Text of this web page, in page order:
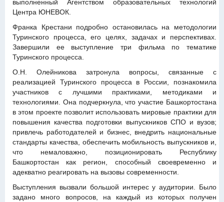
выполненный Агентством образовательных технологий
Центра ЮНЕВОК.
Франка Крестани подробно остановилась на методологии
Туринского процесса, его целях, задачах и перспективах.
Завершили ее выступление три фильма по тематике
Туринского процесса.
О.Н. Олейникова затронула вопросы, связанные с
реализацией Туринского процесса в России, познакомила
участников с лучшими практиками, методиками и
технологиями. Она подчеркнула, что участие Башкортостана
в этом проекте позволит использовать мировые практики для
повышения качества подготовки выпускников СПО и вузов;
привлечь работодателей и бизнес, внедрить национальные
стандарты качества, обеспечить мобильность выпускников и,
что немаловажно, позиционировать Республику
Башкортостан как регион, способный своевременно и
адекватно реагировать на вызовы современности.
Выступления вызвали большой интерес у аудитории. Было
задано много вопросов, на каждый из которых получен